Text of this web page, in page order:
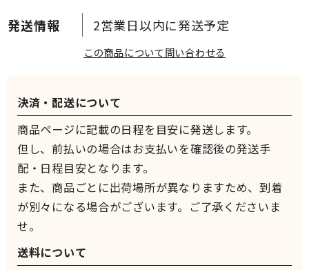
2営業日以内に発送予定
この商品について問い合わせる
決済・配送について
商品ページに記載の日程を目安に発送します。
但し、前払いの場合はお支払いを確認後の発送手
配・日程目安となります。
また、商品ごとに出荷場所が異なりますため、到着
が別々になる場合がございます。ご了承くださいま
せ。
送料について